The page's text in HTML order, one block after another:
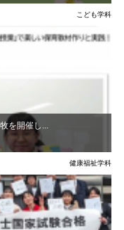
こども学科
を開催し...
健康福祉学科